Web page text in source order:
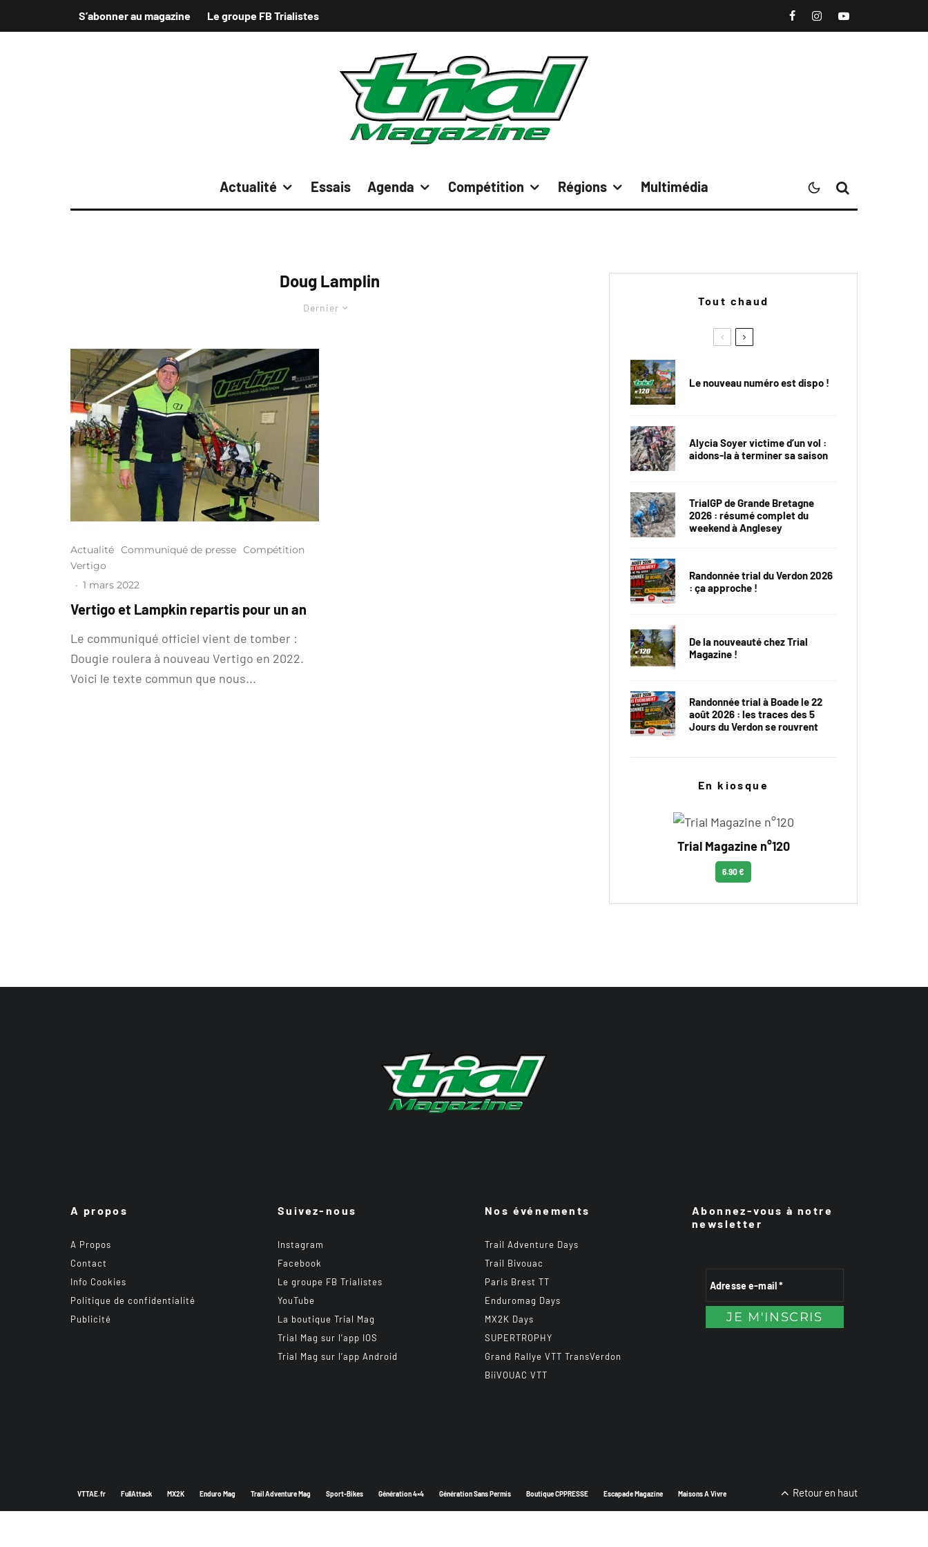
S’abonner au magazine Le groupe FB Trialistes
Actualité Essais Agenda Compétition Régions Multimédia
Doug Lamplin
Dernier
Actualité Communiqué de presse Compétition
Vertigo
· 1 mars 2022
Vertigo et Lampkin repartis pour un an
Le communiqué officiel vient de tomber :
Dougie roulera à nouveau Vertigo en 2022.
Voici le texte commun que nous...
Tout chaud
Le nouveau numéro est dispo !
Alycia Soyer victime d’un vol :
aidons-la à terminer sa saison
TrialGP de Grande Bretagne
2026 : résumé complet du
weekend à Anglesey
Randonnée trial du Verdon 2026
: ça approche !
De la nouveauté chez Trial
Magazine !
Randonnée trial à Boade le 22
août 2026 : les traces des 5
Jours du Verdon se rouvrent
En kiosque
Trial Magazine n°120
6.90 €
A propos
A Propos
Contact
Info Cookies
Politique de confidentialité
Publicité
Suivez-nous
Instagram
Facebook
Le groupe FB Trialistes
YouTube
La boutique Trial Mag
Trial Mag sur l’app IOS
Trial Mag sur l’app Android
Nos événements
Trail Adventure Days
Trail Bivouac
Paris Brest TT
Enduromag Days
MX2K Days
SUPERTROPHY
Grand Rallye VTT TransVerdon
BiiVOUAC VTT
Abonnez-vous à notre
newsletter
VTTAE.fr FullAttack MX2K Enduro Mag Trail Adventure Mag Sport-Bikes Génération 4×4 Génération Sans Permis Boutique CPPRESSE Escapade Magazine Maisons A Vivre Retour en haut